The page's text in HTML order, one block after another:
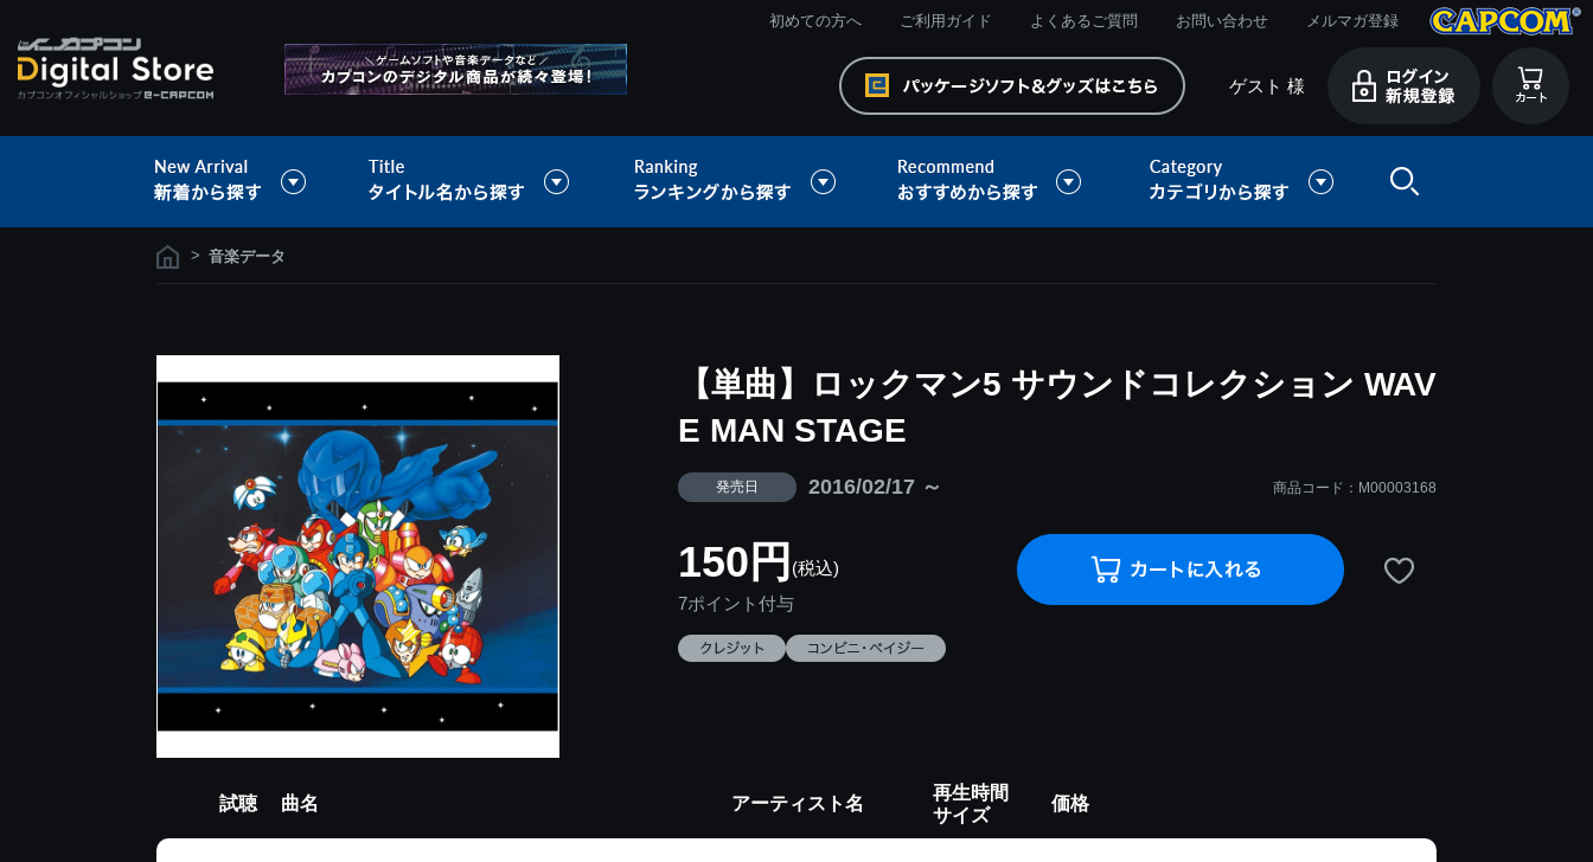
初めての方へ ご利用ガイド よくあるご質問 お問い合わせ メルマガ登録
ゲスト 様
> 音楽データ
【単曲】ロックマン5 サウンドコレクション WAV
E MAN STAGE
発売日 2016/02/17 ～ 商品コード：M00003168
150円 (税込)
7ポイント付与
試聴 曲名 アーティスト名
再生時間
サイズ
価格